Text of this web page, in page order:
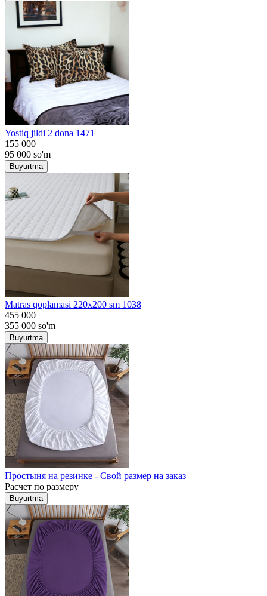
Yostiq jildi 2 dona 1471
155 000
95 000 so'm
Buyurtma
Matras qoplamasi 220x200 sm 1038
455 000
355 000 so'm
Buyurtma
Простыня на резинке - Свой размер на заказ
Расчет по размеру
Buyurtma